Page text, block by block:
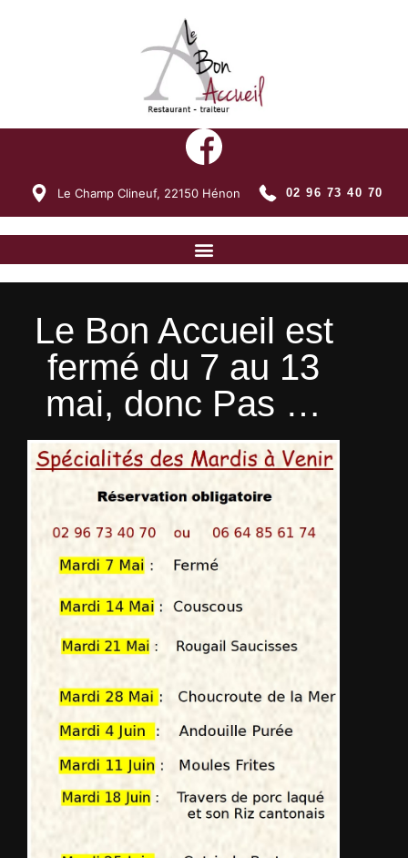
Le Champ Clineuf, 22150 Hénon 02 96 73 40 70
Le Bon Accueil est
fermé du 7 au 13
mai, donc Pas …